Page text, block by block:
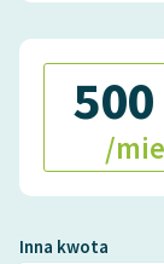
500
/
Inna kwota